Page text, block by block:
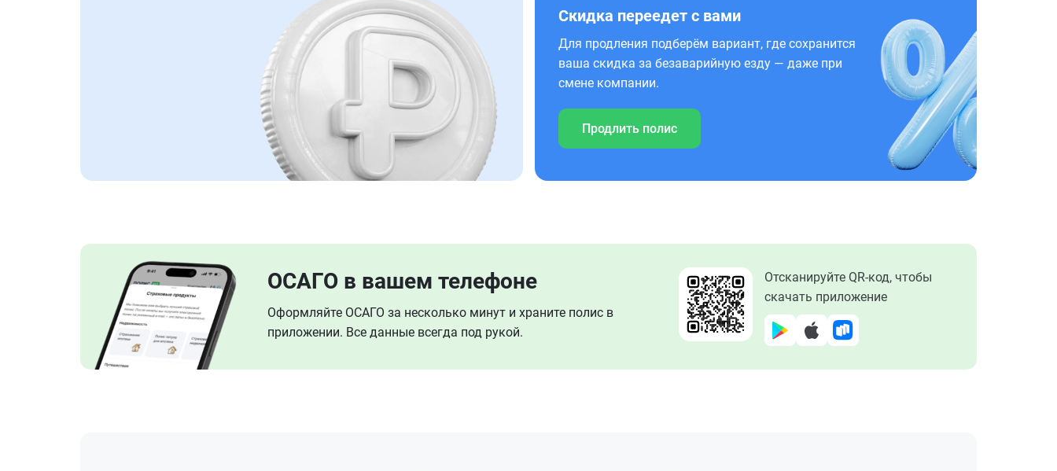
Скидка переедет с вами
Для продления подберём вариант, где сохранится
ваша скидка за безаварийную езду — даже при
смене компании.
Продлить полис
ОСАГО в вашем телефоне
Оформляйте ОСАГО за несколько минут и храните полис в
приложении. Все данные всегда под рукой.
Отсканируйте QR-код, чтобы
скачать приложение